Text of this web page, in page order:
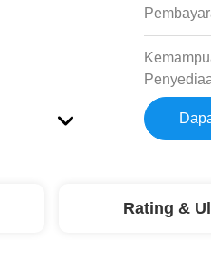
Rating &